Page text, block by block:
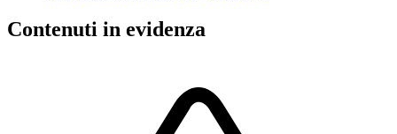
Contenuti in evidenza